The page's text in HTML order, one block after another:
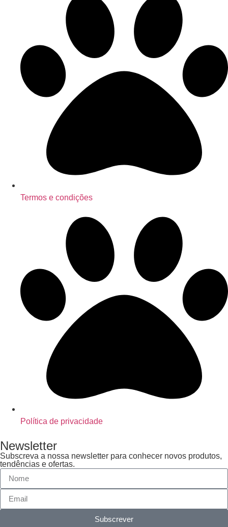
Termos e condições
Política de privacidade
Newsletter
Subscreva a nossa newsletter para conhecer novos produtos,
tendências e ofertas.
Subscrever